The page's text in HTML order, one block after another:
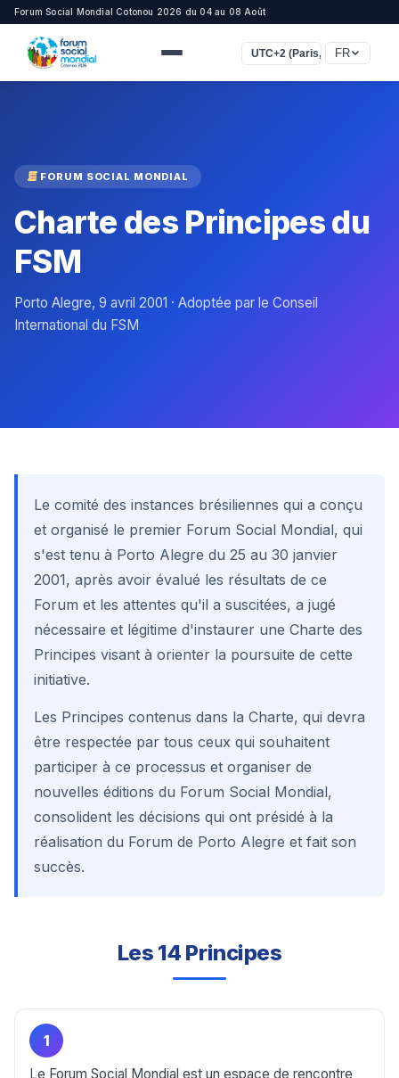
Forum Social Mondial Cotonou 2026 du 04 au 08 Août
UTC+2 (Paris, Rome, Le
FR
FORUM SOCIAL MONDIAL
Charte des Principes du
FSM
Porto Alegre, 9 avril 2001 · Adoptée par le Conseil
International du FSM
Le comité des instances brésiliennes qui a conçu
et organisé le premier Forum Social Mondial, qui
s'est tenu à Porto Alegre du 25 au 30 janvier
2001, après avoir évalué les résultats de ce
Forum et les attentes qu'il a suscitées, a jugé
nécessaire et légitime d'instaurer une Charte des
Principes visant à orienter la poursuite de cette
initiative.
Les Principes contenus dans la Charte, qui devra
être respectée par tous ceux qui souhaitent
participer à ce processus et organiser de
nouvelles éditions du Forum Social Mondial,
consolident les décisions qui ont présidé à la
réalisation du Forum de Porto Alegre et fait son
succès.
Les 14 Principes
1
Le Forum Social Mondial est un espace de rencontre